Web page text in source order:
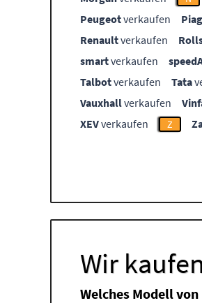
Peugeotverkaufen
Renaultverkaufen
smartverkaufen
Talbotverkaufen Tata
Vauxhallverkaufen
XEVverkaufen Z
Wir
Welches Modell